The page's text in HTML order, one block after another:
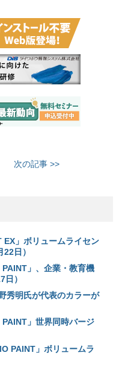
次の記事 >>
」ボリュームライセン
日）
」、企業・教育機
）
秀明氏が代表のカラーが
」世界同時バージ
PAINT」ボリュームラ